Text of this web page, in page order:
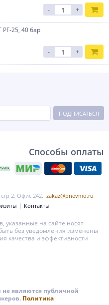
- +
25, 40 бар
- +
ПОДПИСАТЬСЯ
Способы оплаты
2. Офис 242. zakaz@pnevmo.ru
Контакты
указанные на сайте носят
без уведомления изменены
качества и эффективности
являются публичной
Политика